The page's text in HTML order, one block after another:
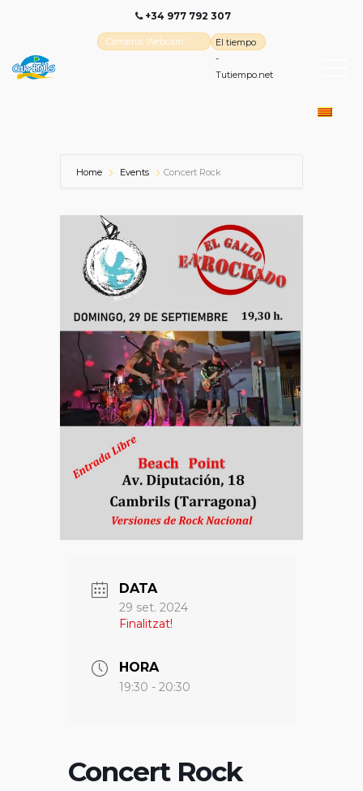
+34 977 792 307
Cambrils Webcam
El tiempo
-
Tutiempo.net
Home Events Concert Rock
DATA
29 set. 2024
Finalitzat!
HORA
19:30 - 20:30
Concert Rock